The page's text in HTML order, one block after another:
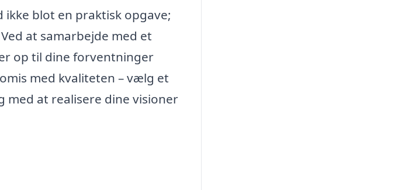
blot en praktisk opgave;
at samarbejde med et
op til dine forventninger
med kvaliteten – vælg et
at realisere dine visioner